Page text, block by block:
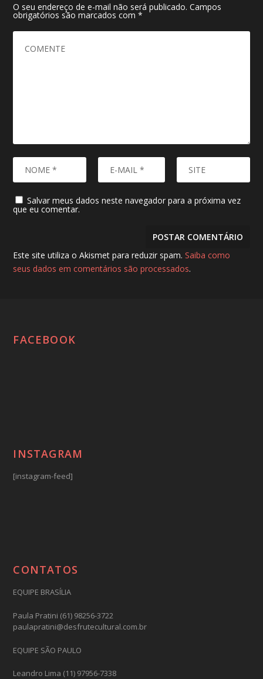
O seu endereço de e-mail não será publicado. Campos
obrigatórios são marcados com*
Salvar meus dados neste navegador para a próxima vez
que eu comentar.
Este site utiliza o Akismet para reduzir spam.Saiba como
seus dados em comentários são processados.
FACEBOOK
INSTAGRAM
[instagram-feed]
CONTATOS
EQUIPE BRASÍLIA
Paula Pratini (61) 98256-3722
paulapratini@desfrutecultural.com.br
EQUIPE SÃO PAULO
Leandro Lima (11) 97956-7338